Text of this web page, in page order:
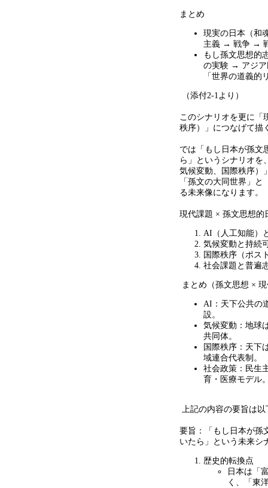
まとめ
現実の日本（和
主義 → 戦争 →
もし孫文思想的
の実験 → アジ
「世界の道義的
（添付2-1より）
このシナリオを更に「
秩序）」につなげて描
では「もし日本が孫文
ら」というシナリオを
気候変動、国際秩序）
「孫文の大同世界」と
る未来像になります。
現代課題 × 孫文思想的
AI（人工知能）
気候変動と持続
国際秩序（ポス
社会課題と普遍
まとめ（孫文思想 ×
AI：天下公共の
設。
気候変動：地球
共同体。
国際秩序：天下
域連合代表制。
社会政策：民生
育・医療モデル
上記の内容の要旨は
要旨：「もし日本が孫
いたら」という未来シ
歴史的転換点
日本は「
く、「東